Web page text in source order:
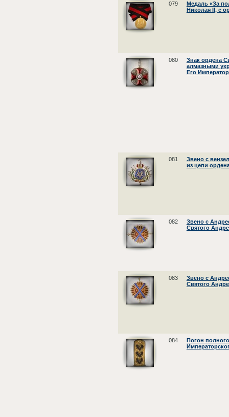
079
Медаль «За
Николая II, с
080
Знак ордена
алмазными
Его
081
Звено с
из цепи
082
Звено с
Святого
083
Звено с
Святого
084
Погон